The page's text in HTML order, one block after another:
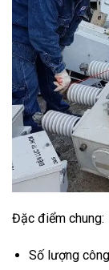
Đặc điểm chung:
Số lượng